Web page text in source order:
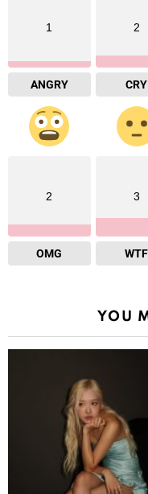
1
ANGRY
2
CRY
2
OMG
3
WTF
YOU